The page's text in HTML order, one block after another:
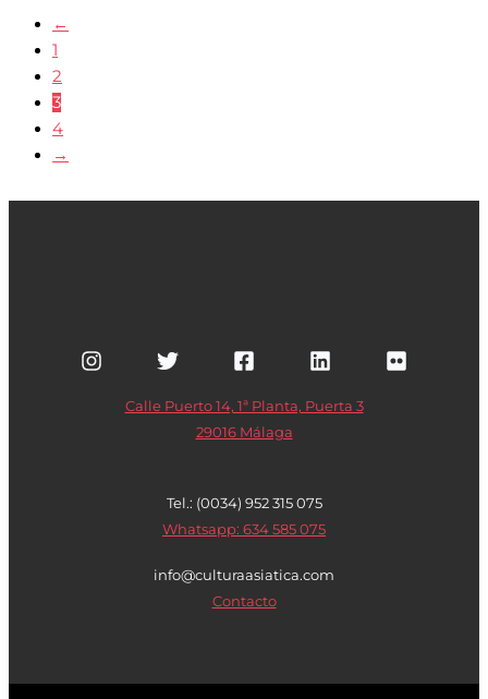
←
1
2
3
4
→
Calle Puerto 14, 1ª Planta, Puerta 3
29016 Málaga
Tel.: (0034) 952 315 075
Whatsapp: 634 585 075
info@culturaasiatica.com
Contacto